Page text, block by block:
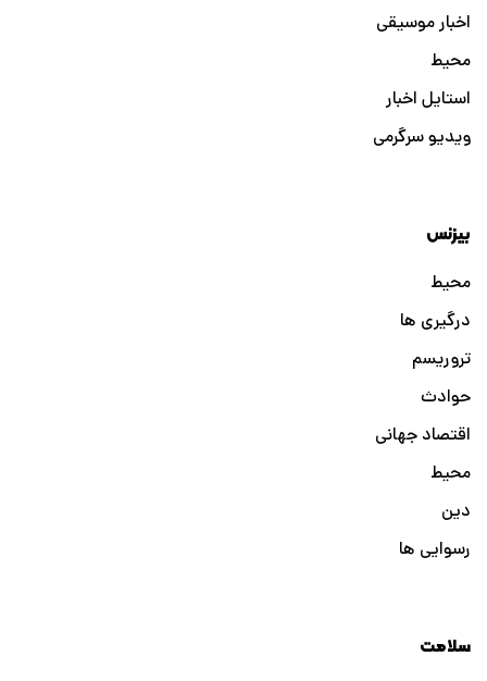
اخبار موسیقی
محیط
استایل اخبار
ویدیو سرگرمی
بیزنس
محیط
درگیری ها
تروریسم
حوادث
اقتصاد جهانی
محیط
دین
رسوایی ها
سلامت